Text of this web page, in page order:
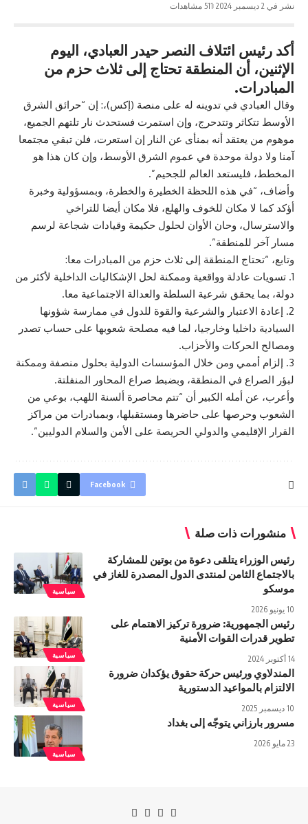
نشر في 2 ديسمبر 2024 511 مشاهدات
أكد رئيس ائتلاف النصر حيدر العبادي، اليوم
الإثنين، أن المنطقة تحتاج إلى ثلاث حزم من
المبادرات.
وقال العبادي في تدوينه له على منصة (إكس)،: إن “حرائق الشرق
الأوسط تتكاثر وتتدحرج، وإن استمرت فستحدث نار تلتهم الجميع،
موهوم من يعتقد أنه بمنأى عن النار إن استعرت، فلن تبقي مجتمعا
آمنا ولا دولة موحدة في عموم الشرق الأوسط، وإن كان هذا هو
المخطط، فليستعد العالم للجحيم”.
وأضاف، “في هذه اللحظة الخطيرة والخطرة، وبمسؤولية وخبرة
أؤكد كما لا مكان للخوف والهلع، فلا مكان أيضا للتراخي
والاسترسال، وحان الأوان لحلول حكيمة وقيادات شجاعة لرسم
مسار آخر للمنطقة”.
وتابع، “تحتاج المنطقة إلى ثلاث حزم من المبادرات معا:
1. تسويات عادلة وواقعية وممكنة لحل الإشكاليات الداخلية لأكثر من
دولة، بما يحقق شرعية السلطة والعدالة الاجتماعية معا.
2. إعادة الاعتبار والشرعية والقوة للدول في ممارسة شؤونها
السيادية داخليا وخارجيا، لما فيه مصلحة شعوبها على حساب تصدر
ومصالح الحركات والأحزاب.
3. إلزام أممي ومن خلال المؤسسات الدولية بحلول منصفة وممكنة
لبؤر الصراع في المنطقة، وبضبط صراع المحاور المنفلتة.
وأعرب، عن أمله الكبير أن “تتم محاصرة ألسنة اللهب، بوعي من
الشعوب وحرصها على حاضرها ومستقبلها، وبمبادرات من مراكز
القرار الإقليمي والدولي الحريصة على الأمن والسلام الدوليين”.
Facebook
منشورات ذات صلة
سياسية
رئيس الوزراء يتلقى دعوة من بوتين للمشاركة
بالاجتماع الثامن لمنتدى الدول المصدرة للغاز في
موسكو
10 يونيو 2026
سياسية
رئيس الجمهورية: ضرورة تركيز الاهتمام على
تطوير قدرات القوات الأمنية
14 أكتوبر 2024
سياسية
المندلاوي ورئيس حركة حقوق يؤكدان ضرورة
الالتزام بالمواعيد الدستورية
10 ديسمبر 2025
سياسية
مسرور بارزاني يتوجّه إلى بغداد
23 مايو 2026